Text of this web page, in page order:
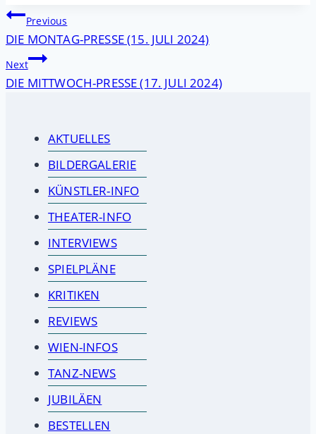
Beitragsnavigation
Previous
DIE MONTAG-PRESSE (15. JULI 2024)
Next
DIE MITTWOCH-PRESSE (17. JULI 2024)
AKTUELLES
BILDERGALERIE
KÜNSTLER-INFO
THEATER-INFO
INTERVIEWS
SPIELPLÄNE
KRITIKEN
REVIEWS
WIEN-INFOS
TANZ-NEWS
JUBILÄEN
BESTELLEN